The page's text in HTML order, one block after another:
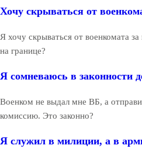
Хочу скрываться от
Я хочу скрываться от военкомата
на границе?
Я сомневаюсь в законности
Военком не выдал мне ВБ, а
комиссию. Это законно?
Я служил в милиции, а в